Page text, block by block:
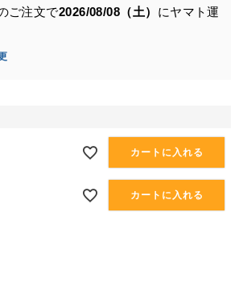
ご注文で2026/08/08（土） にヤマト運
カートに入れる
カートに入れる